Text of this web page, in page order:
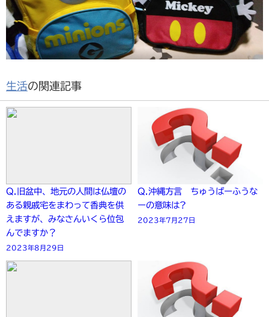
生活の関連記事
Q.旧盆中、地元の人間は仏壇の
ある親戚宅をまわって香典を供
えますが、みなさんいくら位包
んでますか？
2023年8月29日
Q.沖縄方言 ちゅうばーふうな
ーの意味は?
2023年7月27日